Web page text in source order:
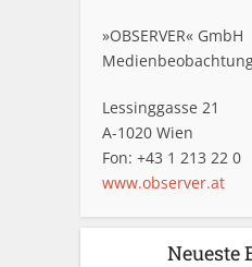
»OBSERVER« GmbH
Lessinggasse 21
A-1020 Wien
Fon: +43 1 213 22 0
www.observer.at
Neueste